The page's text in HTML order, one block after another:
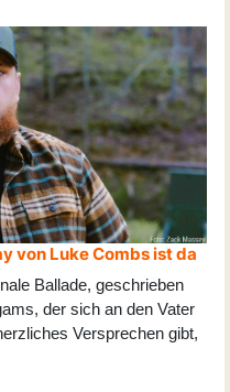
von Luke Combs ist da
Ballade, geschrieben
der sich an den Vater
Versprechen gibt,